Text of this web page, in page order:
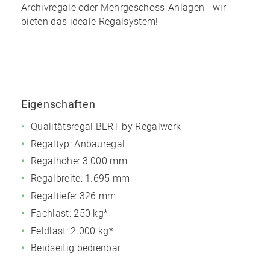
Archivregale oder Mehrgeschoss-Anlagen - wir
bieten das ideale Regalsystem!
Eigenschaften
Qualitätsregal BERT by Regalwerk
Regaltyp: Anbauregal
Regalhöhe: 3.000 mm
Regalbreite: 1.695 mm
Regaltiefe: 326 mm
Fachlast: 250 kg*
Feldlast: 2.000 kg*
Beidseitig bedienbar